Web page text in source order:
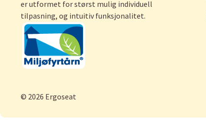
er utformet for størst mulig individuell
tilpasning, og intuitiv funksjonalitet.
© 2026 Ergoseat